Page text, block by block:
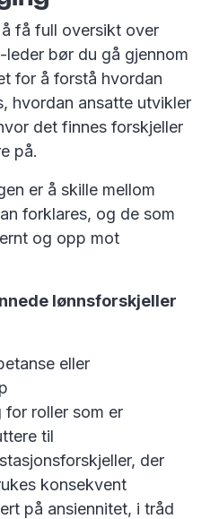
få full oversikt over
leder bør du gå gjennom
for å forstå hvordan
hvordan ansatte utvikler
det finnes forskjeller
på.
er å skille mellom
forklares, og de som
og opp mot
lønnsforskjeller
eller
for roller som er
til
der
konsekvent
på ansiennitet, i tråd